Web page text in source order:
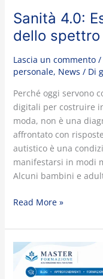
Sanità 4.0:
dello
Lascia un commento /
personale, News / Di
Perché oggi servono
digitali per costruire
moda, non è una
affrontato con
autistico è una
manifestarsi in modi
Alcuni bambini e
Read More »
Certificazione
Internazionale